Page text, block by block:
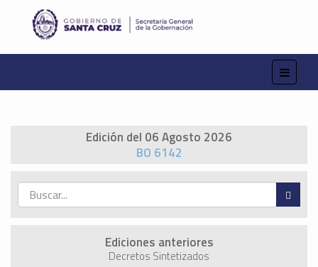
Edición del 06 Agosto 2026
BO 6142
Ediciones anteriores
Decretos Sintetizados